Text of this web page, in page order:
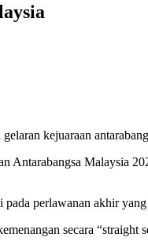
kejuaraan
Antarabangsa Malaysia
perlawanan akhir
secara “straight